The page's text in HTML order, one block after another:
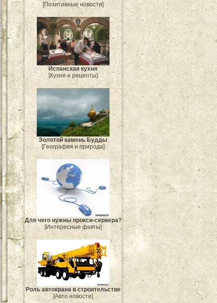
[Позитивные новости]
Испанская кухня
[Кухня и рецепты]
Золотой камень Будды
[География и природа]
Для чего нужны прокси-сервера?
[Интересные факты]
Роль автокрана в строительстве
[Авто новости]